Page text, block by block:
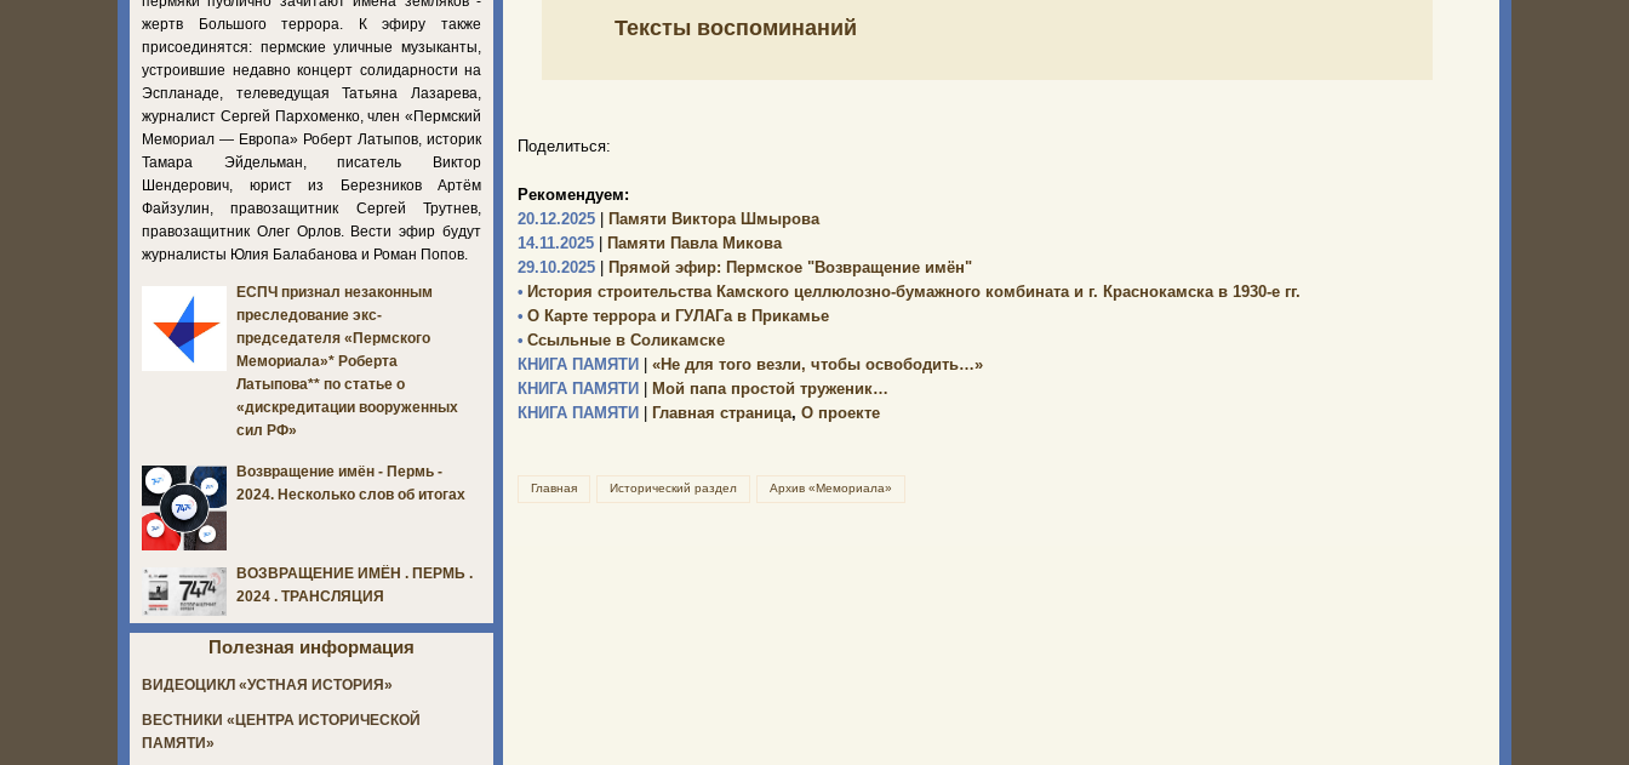
Тексты воспоминаний
Поделиться:
Рекомендуем:
20.12.2025
Памяти Виктора Шмырова
14.11.2025
Памяти Павла Микова
29.10.2025
Прямой эфир: Пермское "Возвращение имён"
• История строительства Камского целлюлозно-бумажного комбината и г. Краснокамска в 1930-е гг.
• О Карте террора и ГУЛАГа в Прикамье
• Ссыльные в Соликамске
КНИГА ПАМЯТИ
«Не для того везли, чтобы освободить…»
КНИГА ПАМЯТИ
Мой папа простой труженик…
КНИГА ПАМЯТИ
Главная страница, О проекте
Главная Исторический раздел Архив «Мемориала»
жертв Большого террора. К эфиру также
присоединятся: пермские уличные музыканты,
устроившие недавно концерт солидарности на
Эспланаде, телеведущая Татьяна Лазарева,
журналист Сергей Пархоменко, член «Пермский
Мемориал — Европа» Роберт Латыпов, историк
Тамара Эйдельман, писатель Виктор
Шендерович, юрист из Березников Артём
Файзулин, правозащитник Сергей Трутнев,
правозащитник Олег Орлов. Вести эфир будут
журналисты Юлия Балабанова и Роман Попов.
ЕСПЧ признал незаконным
преследование экс-
председателя «Пермского
Мемориала»* Роберта
Латыпова** по статье о
«дискредитации вооруженных
сил РФ»
Возвращение имён - Пермь -
2024. Несколько слов об итогах
ВОЗВРАЩЕНИЕ ИМЁН . ПЕРМЬ .
2024 . ТРАНСЛЯЦИЯ
Полезная информация
ВИДЕОЦИКЛ «УСТНАЯ ИСТОРИЯ»
ВЕСТНИКИ «ЦЕНТРА ИСТОРИЧЕСКОЙ
ПАМЯТИ»